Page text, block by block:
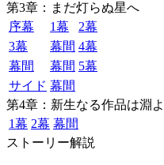
第3章：まだ灯らぬ星へ
序幕
1幕
2幕
3幕
幕間 4幕
幕間
幕間 5幕
サイド 幕間
第4章：新生なる作品は淵
1幕 2幕 幕間
ストーリー解説